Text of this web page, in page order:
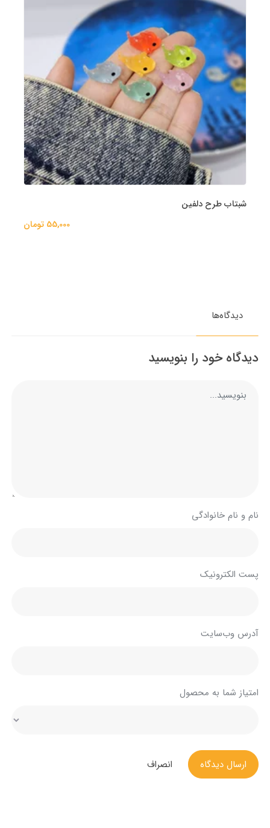
شبتاب طرح دلفین
55,000 تومان
دیدگاه‌ها
دیدگاه خود را بنویسید
نام و نام خانوادگی
پست الکترونیک
آدرس وب‌سایت
امتیاز شما به محصول
ارسال دیدگاه انصراف